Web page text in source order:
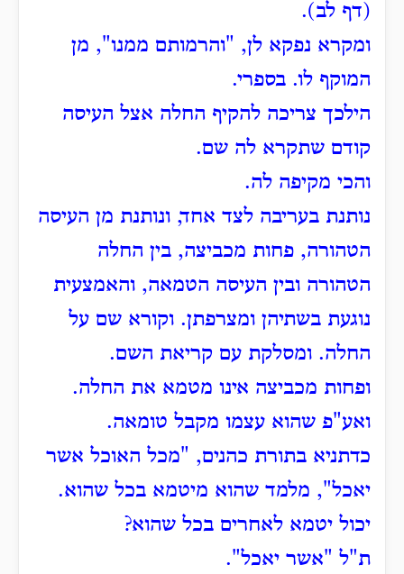
(דף לב).
ומקרא נפקא לן, "והרמותם ממנו", מן
המוקף לו. בספרי.
הילכך צריכה להקיף החלה אצל העיסה
קודם שתקרא לה שם.
והכי מקיפה לה.
נותנת בעריבה לצד אחד, ונותנת מן העיסה
הטהורה, פחות מכביצה, בין החלה
הטהורה ובין העיסה הטמאה, והאמצעית
נוגעת בשתיהן ומצרפתן. וקורא שם על
החלה. ומסלקת עם קריאת השם.
ופחות מכביצה אינו מטמא את החלה.
ואע"פ שהוא עצמו מקבל טומאה.
כדתניא בתורת כהנים, "מכל האוכל אשר
יאכל", מלמד שהוא מיטמא בכל שהוא.
יכול יטמא לאחרים בכל שהוא?
ת"ל "אשר יאכל".